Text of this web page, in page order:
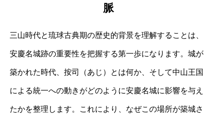
脈
三山時代と琉球古典期の歴史的背景を理解することは、
安慶名城跡の重要性を把握する第一歩になります。城が
築かれた時代、按司（あじ）とは何か、そして中山王国
による統一への動きがどのように安慶名城に影響を与え
たかを整理します。これにより、なぜこの場所が築城さ